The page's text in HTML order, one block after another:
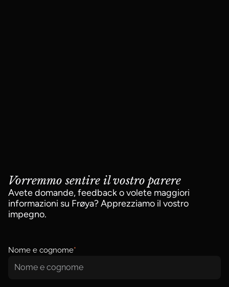
Vorremmo sentire il vostro parere
Avete domande, feedback o volete maggiori
informazioni su Frøya? Apprezziamo il vostro
impegno.
Nome e cognome*